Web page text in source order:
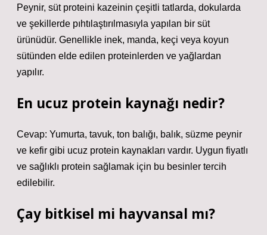
Peynir, süt proteini kazeinin çeşitli tatlarda, dokularda
ve şekillerde pıhtılaştırılmasıyla yapılan bir süt
ürünüdür. Genellikle inek, manda, keçi veya koyun
sütünden elde edilen proteinlerden ve yağlardan
yapılır.
En ucuz protein kaynağı nedir?
Cevap: Yumurta, tavuk, ton balığı, balık, süzme peynir
ve kefir gibi ucuz protein kaynakları vardır. Uygun fiyatlı
ve sağlıklı protein sağlamak için bu besinler tercih
edilebilir.
Çay bitkisel mi hayvansal mı?